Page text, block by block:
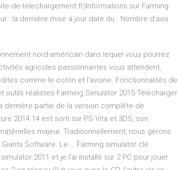
de-telechargement.fr)Informations sur Farming
: la dernière mise à jour date du . Nombre d’avis
nord-américain dans lequel vous pourrez
agricoles passionnantes vous attendent,
comme le coton et l'avoine. Fonctionnalités de
outils réalistes Farming Simulator 2015 Télécharger
dernière partie de la version complète de
2014 14 est sorti sur PS Vita et 3DS, son
majeur. Traditionnellement, nous gérons
Software. Le … Farming simulator clé
2011 et je l'ai installé sur 2 PC pour jouer